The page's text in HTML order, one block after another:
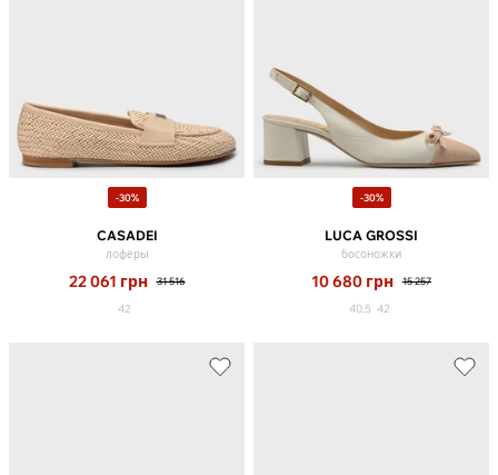
-30%
CASADEI
лоферы
22 061 грн 31 516
42
-30%
LUCA GROSSI
босоножки
10 680 грн 15 257
40.5 42